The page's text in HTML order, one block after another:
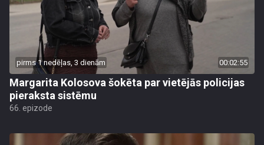
pirms 1 nedēļas, 3 dienām 00:02:55
Margarita Kolosova šokēta par vietējās policijas
pieraksta sistēmu
66. epizode